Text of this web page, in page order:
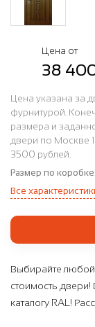
Цена от
38
Цена указана за
фурнитурой.
размера и
двери по Москве
3500 рублей.
Размер по коробке:
Все
Выбирайте любой
стоимость
каталогу RAL!